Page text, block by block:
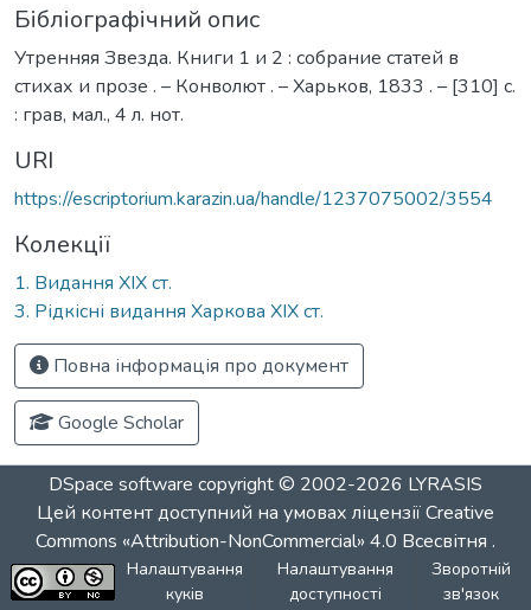
Бібліографічний опис
Утренняя Звезда. Книги 1 и 2 : собрание статей в
стихах и прозе . – Конволют . – Харьков, 1833 . – [310] с.
: грав, мал., 4 л. нот.
URI
https://escriptorium.karazin.ua/handle/1237075002/3554
Колекції
1. Видання ХІХ ст.
3. Рідкісні видання Харкова ХІХ ст.
Повна інформація про документ
Google Scholar
DSpace software copyright © 2002-2026 LYRASIS
Цей контент доступний на умовах ліцензіїCreative
Commons «Attribution-NonCommercial» 4.0 Всесвітня .
Налаштування
куків
Налаштування
доступності
Зворотній
зв'язок